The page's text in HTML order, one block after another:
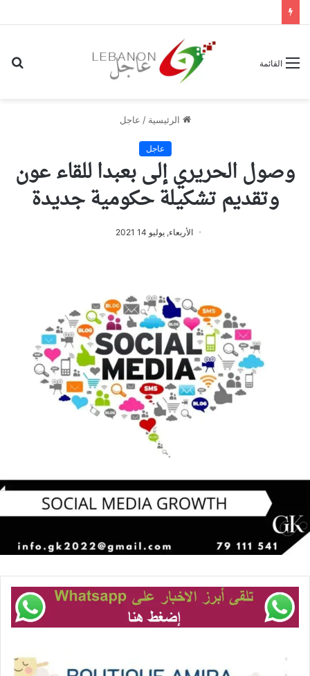
القائمة
الرئيسية / عاجل
عاجل
وصول الحريري إلى بعبدا للقاء عون
وتقديم تشكيلة حكومية جديدة
الأربعاء, يوليو 14 2021